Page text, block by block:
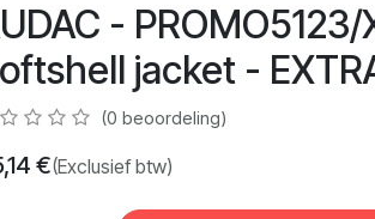
- PROMO5123/
jacket -
(0 beoordeling)
€(Exclusief btw)